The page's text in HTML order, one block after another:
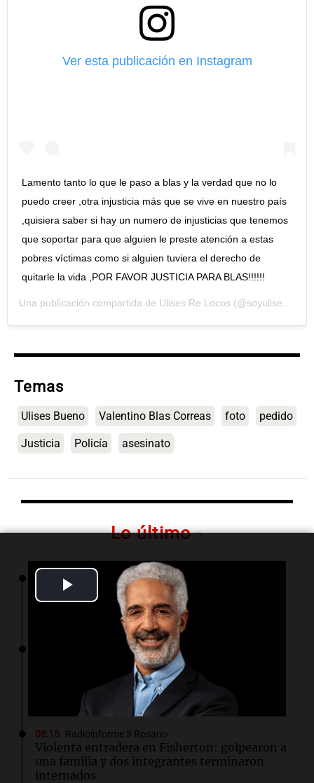
Play
Video
Ver esta publicación en Instagram
Lamento tanto lo que le paso a blas y la verdad que no lo
puedo creer ,otra injusticia más que se vive en nuestro país
,quisiera saber si hay un numero de injusticias que tenemos
que soportar para que alguien le preste atención a estas
pobres víctimas como si alguien tuviera el derecho de
quitarle la vida ,POR FAVOR JUSTICIA PARA BLAS!!!!!!
Una publicación compartida de Ulises Re Locos (@soyulisesbueno) el
Temas
Ulises Bueno Valentino Blas Correas foto pedido
Justicia Policía asesinato
Lo último
Radioinforme 3
Fuertes vientos en Córdoba: más de 1.200
llamados, árboles caídos y cortes de luz
Choque múltiple en Panamericana: seis
vehículos involucrados y cinco heridos en el
08:15 Radioinforme 3 Rosario
Violenta entradera en Fisherton: golpearon a
una familia y dos integrantes terminaron
internados